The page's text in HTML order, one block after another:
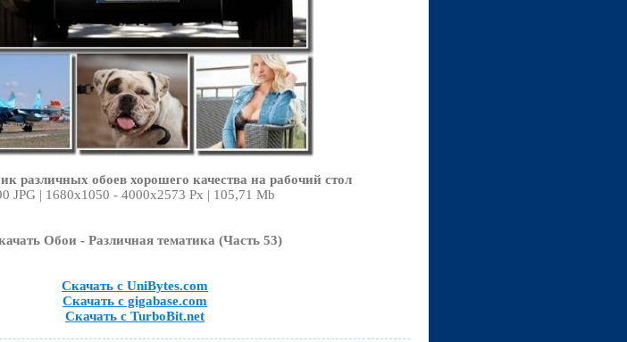
различных обоев хорошего качества на рабочий стол
JPG | 1680х1050 - 4000х2573 Px | 105,71 Mb
Обои - Различная тематика (Часть 53)
Скачать с UniBytes.com
Скачать с gigabase.com
Скачать с TurboBit.net